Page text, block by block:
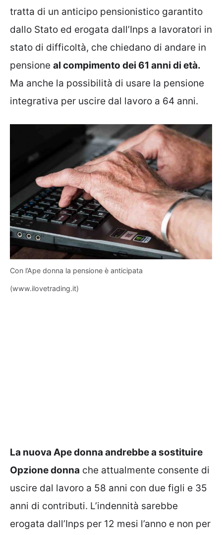
tratta di un anticipo pensionistico garantito
dallo Stato ed erogata dall’Inps a lavoratori in
stato di difficoltà, che chiedano di andare in
pensione al compimento dei 61 anni di età.
Ma anche la possibilità di usare la pensione
integrativa per uscire dal lavoro a 64 anni.
Con l’Ape donna la pensione è anticipata
(www.ilovetrading.it)
La nuova Ape donna andrebbe a sostituire
Opzione donna che attualmente consente di
uscire dal lavoro a 58 anni con due figli e 35
anni di contributi. L’indennità sarebbe
erogata dall’Inps per 12 mesi l’anno e non per